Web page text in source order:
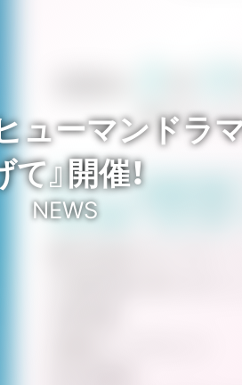
ーマンドラ
て』開催！
NEWS